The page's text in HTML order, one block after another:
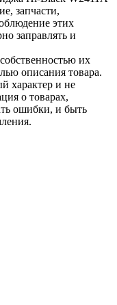
запчасти,
этих
заправлять и
их
описания товара.
характер и не
о товарах,
ошибки, и быть